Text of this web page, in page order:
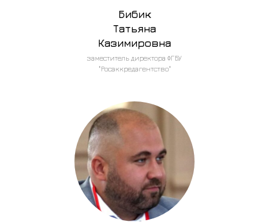
Бибик
Татьяна
Казимировна
заместитель директора ФГБУ
"Росаккредагентство"